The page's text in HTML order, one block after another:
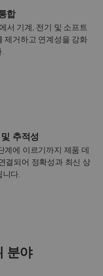
합
서 기계, 전기 및 소프트
제거하고 연계성을 강화
추적성
에 이르기까지 제품 데
결되어 정확성과 최신 상
다.
분야